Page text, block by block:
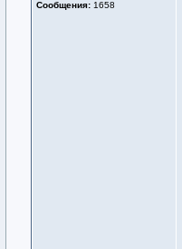
Сообщения: 1658